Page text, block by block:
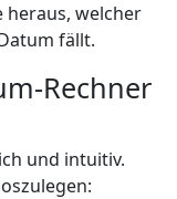
heraus, welcher
fällt.
Rechner
und intuitiv.